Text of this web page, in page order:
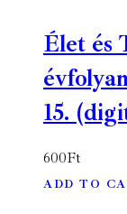
Élet és
15.
600Ft
ADD TO